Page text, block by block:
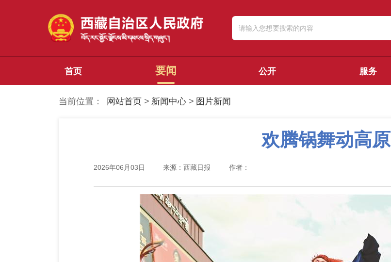
首页 要闻 公开 服务
当前位置： 网站首页 > 新闻中心 > 图片新闻
欢腾锅舞动高原
2026年06月03日 来源：西藏日报 作者：